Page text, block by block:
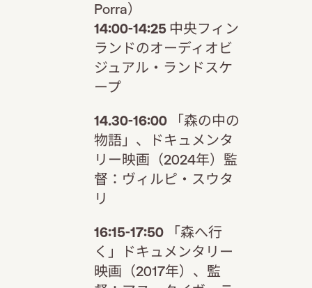
Porra）
14:00-14:25 中央フィン
ランドのオーディオビ
ジュアル・ランドスケ
ープ
14.30-16:00
「森の中の
物語」、ドキュメンタ
リー映画（2024年）監
督：ヴィルピ・スウタ
リ
16:15-17:50
「森へ行
く」ドキュメンタリー
映画（2017年）、監